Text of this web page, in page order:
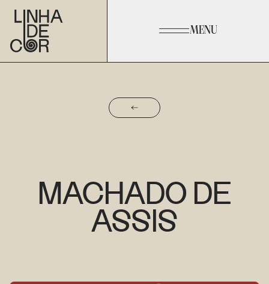
MENU
MACHADO DE
ASSIS